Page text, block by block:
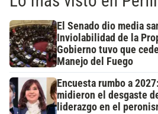
El Senado dio media
Inviolabilidad de la
Gobierno tuvo que
Manejo del Fuego
Encuesta rumbo a
midieron el desgaste
liderazgo en el